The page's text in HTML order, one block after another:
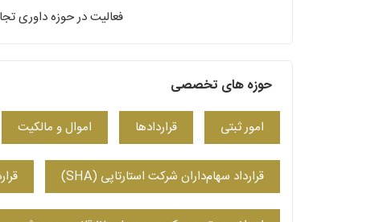
فعالیت در حوزه داوری
حوزه های تخصصی
امور ثبتی قراردادها اموال و مالکیت
قرارداد سهام‌داران شرکت استارتاپی (SHA)